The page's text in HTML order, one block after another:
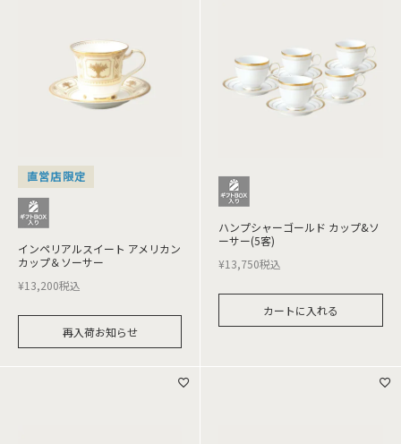
直営店限定
インペリアルスイート アメリカン
カップ＆ソーサー
¥13,200税込
再入荷お知らせ
ハンプシャーゴールド カップ&ソ
ーサー(5客)
¥13,750税込
カートに入れる